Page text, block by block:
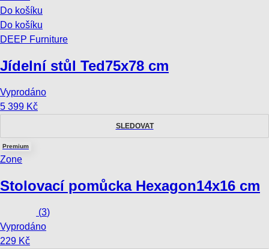
Do košíku
Do košíku
DEEP Furniture
Jídelní stůl Ted75x78 cm
Vyprodáno
5 399 Kč
SLEDOVAT
Premium
Zone
Stolovací pomůcka Hexagon14x16 cm
(3)
Vyprodáno
229 Kč